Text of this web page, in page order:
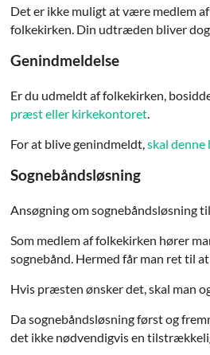
Det er ikke muligt at være medlem
folkekirken. Din udtræden bliver
Genindmeldelse
Er du udmeldt af folkekirken,
præst eller kirkekontoret.
For at blive genindmeldt,skal denne
Sognebåndsløsning
Ansøgning om sognebåndsløsning
Som medlem af folkekirken hører
sognebånd. Hermed får man ret til
Hvis præsten ønsker det, skal man
Da sognebåndsløsning først og
det ikke nødvendigvis en